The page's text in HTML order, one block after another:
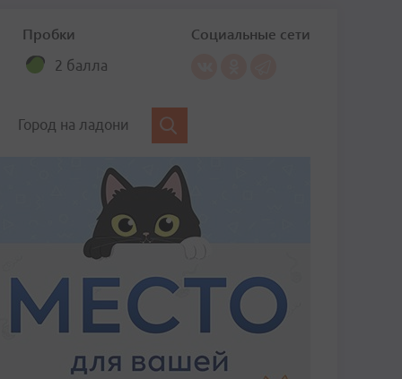
Пробки
2 балла
Социальные сети
Город на ладони